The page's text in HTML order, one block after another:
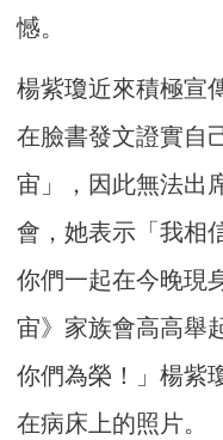
憾。
楊紫瓊近來積極宣
在臉書發文證實自
宙」，因此無法出
會，她表示「我相
你們一起在今晚現
宙》家族會高高舉
你們為榮！」楊紫
在病床上的照片。